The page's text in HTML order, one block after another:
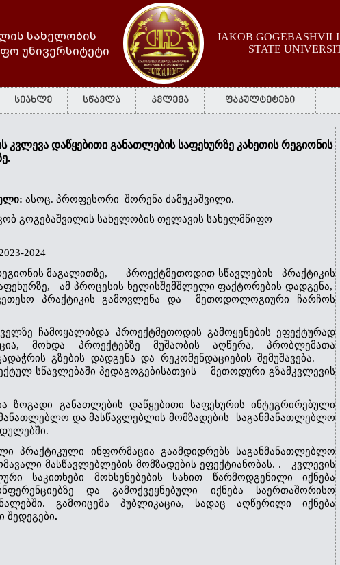
სახელობის
უნივერსიტეტი
IAKOB
STATE
სიახლე სწავლა კვლევა ფაკულტეტები
კვლევა დაწყებითი განათლების საფეხურზე კახეთის რეგიონის
ასოც. პროფესორი  შორენა ძამუკაშვილი.
გოგებაშვილის სახელობის თელავის სახელმწიფო
2023-2024
მაგალითზე,      პროექტმეთოდით სწავლების   პრაქტიკის
ამ პროცესის ხელისშემშლელი ფაქტორების დადგენა,
პრაქტიკის გამოვლენა და  მეთოდოლოგიური ჩარჩოს
ჩამოყალიბდა პროექტმეთოდის გამოყენების ეფექტურად
მოხდა პროექტებზე მუშაობის აღწერა, პრობლემათა
გზების დადგენა და რეკომენდაციების შემუშავება.
სწავლებაში პედაგოგებისათვის    მეთოდური გზამკვლევის
განათლების დაწყებითი საფეხურის ინტეგრირებული
და მასწავლებლის მომზადების  საგანმანათლებლო
ინფორმაცია გაამდიდრებს საგანმანათლებლო
მასწავლებლების მომზადების ეფექტიანობას. .   კვლევის
საკითხები მოხსენებების სახით წარმოდგენილი იქნება
და გამოქვეყნებული იქნება საერთაშორისო
გამოიცემა პუბლიკაცია, სადაც აღწერილი იქნება
შედეგები.